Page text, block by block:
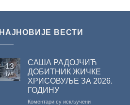
НАЈНОВИЈЕ ВЕСТИ
13
јул
САША РАДОЈЧИЋ
ДОБИТНИК ЖИЧКЕ
ХРИСОВУЉЕ ЗА 2026.
ГОДИНУ
Коментари су искљученина